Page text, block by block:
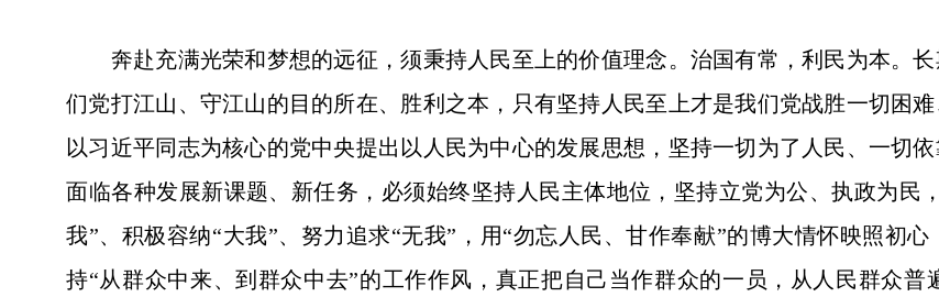
奔赴充满光荣和梦想的远征，须秉持人民至上的价值理念。治国有常，利民为本。
们党打江山、守江山的目的所在、胜利之本，只有坚持人民至上才是我们党战胜一切困
以习近平同志为核心的党中央提出以人民为中心的发展思想，坚持一切为了人民、一切
面临各种发展新课题、新任务，必须始终坚持人民主体地位，坚持立党为公、执政为民
我”、积极容纳“大我”、努力追求“无我”，用“勿忘人民、甘作奉献”的博大情怀映照初
持“从群众中来、到群众中去”的工作作风，真正把自己当作群众的一员，从人民群众